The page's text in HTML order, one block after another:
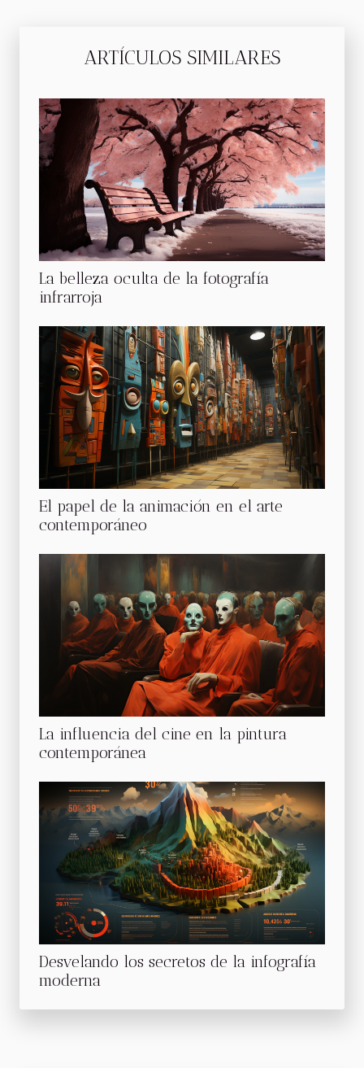
ARTÍCULOS SIMILARES
La belleza oculta de la fotografía
infrarroja
El papel de la animación en el arte
contemporáneo
La influencia del cine en la pintura
contemporánea
Desvelando los secretos de la infografía
moderna